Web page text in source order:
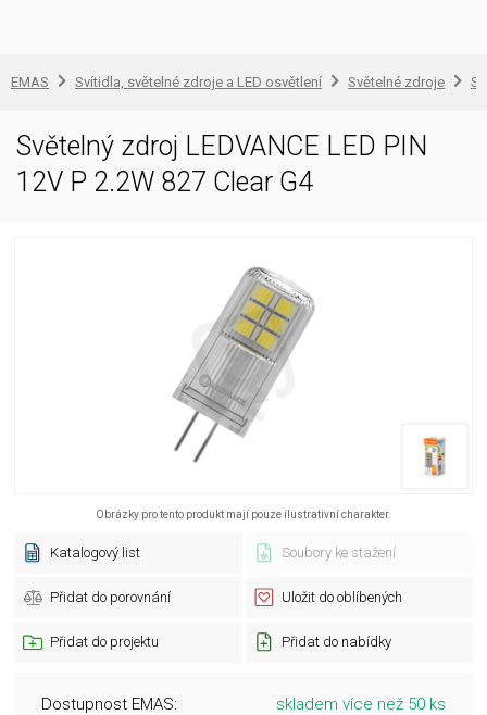
EMAS Svítidla, světelné zdroje a LED osvětlení Světelné zdroje
Světelný zdroj LEDVANCE LED PIN
12V P 2.2W 827 Clear G4
Obrázky pro tento produkt mají pouze ilustrativní charakter.
Katalogový list Soubory ke stažení
Přidat do porovnání Uložit do oblíbených
Přidat do projektu Přidat do nabídky
Dostupnost EMAS: skladem více než 50 ks